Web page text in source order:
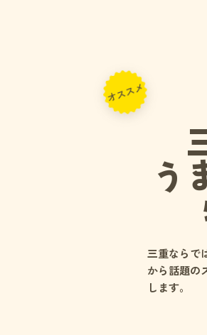
オススメ
う
三重ならで
から話題の
します。